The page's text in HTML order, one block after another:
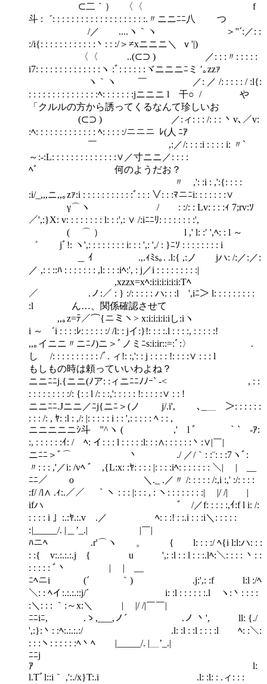
⊂二｀） 〈〈 f
斗 :゛: : : : : : : : : : : : : : : : : : : :.〃ニニﾆﾆ八 つ
/／ ....ヽ｀ヽ ＞''´:／: :
:/i{: : : : : : : : : : : :丶: : :/＞≠xニニニ＼ ｖ'|)
〈〈 ..(⊂⊃ ) ／: : :〃: : : : :
i7: : : : : : : : : : : : : :ヽ :ﾞ: : : : : :ヾニニニﾆミ ′｡zzｧ
ヽ｀ヽ ￣ ／: ／ /: : : : : / :l{:
: : : : : : : : : : : : : : :ﾍ: : : : : : :jニニニ l 干○ / や
「クルルの方から誘ってくるなんて珍しいお
(⊂⊃ ) ／:ィ: : : /: : : 丶v､／v:
:ﾍ: : : : : : : : : : : : : ﾍ: : : : :/ニニニ ﾚ(人 ﾆｱ
￣ ,:／/: : : :i : : : : i: 〃`
～:-:L: : : : : : : : : : : : : :∨／寸ニニ／: : : :
ﾍﾞ 何のようだお？
〃 ,': :i : ,':{: : : :
:i/_,,,ニ,,｡zｧ:i : : : : : : : : : : :ﾞ: : : ∨: : :ﾏニﾆi: : : : : : :∨
γ⌒ヽ / : :/: : Lv: : : :ｨ 7;rv:ｿ
／',:}X: v: : : : : : : : l: : :',: ∨ /:iﾆﾆﾘ: : : : : : : :',
( ⌒ ） l ,' l: :′ ',ﾍ: : l ～
゛ jﾞ!: ヽ',: : : : : : : : i: : : ',: ',/ : }ﾆｿ : : : : : : : : i
ゝ＿ ｲ .,.ｨﾐs｡. .l:{ ,:ノ jハ: /:／:／:
／ ,: : ::ﾊ : : : : : : : ,l: : : :iﾍ:', : j／i : : : : : : : : :|
,xzzx=xﾍ:i:i:i:i:i:i:Tﾍ
／ .ノ:／ : } :/: : : : : ハ: : :l ',iﾆ＞ l: : : : : : : : :
:l ん…、関係確認させて
,,｡z=ﾃ／⌒{ニミヽ> x:i:i:i:i:iし:iヽ
i ～ ゛i : : : :ﾚ: : : : : :/ /l: : jイ:}!: : : :.l : : : :, : : : : :!
,,｡イニニ〃ニﾆﾉ)ニ＞ﾞノミﾆs:i:ir::=:ﾞ:〉 .
し /: : : : : : : : : : /ﾞ. ィ!: :,': : j : : : : !: : : :∨ : : : l
もしもの時は頼っていいわよね？
ニニﾆﾆj.{ニニ(ﾉア: :ィニﾆﾆﾉﾉｰ` -< , : :
: : : : : : : : :/: {: : l /: : :,': : : : : !: : : : :∨ : : !
ニニﾆﾆ.Jニニ／ﾆj{ニﾆ＞(ノ j/.i', ､_＿ ＞: : : : : :
: : : /: , ﾔ: :l : ,/: |: : : : : i : : ',: : : : : ﾍ : : ,
ニニニニニｼ斗ゝ''^ヽ ( ,' l ﾞ ｀` ‐ｱ:
:, : : : : : :ｲ: / ﾍ: イ: : : l : : : : :l: : :∧: : : : : :丶:∨|￣|
ニﾆﾆ＞ﾞ⌒ 丶 ./ ／/｀: :¨: : :7ヽﾞ:
〃: : : ,'／i: /vﾍ ﾞ ,{L:x: :ﾔ: : : : |: : : :iﾍ: : : : : : : ＼| | __
ﾆﾆ／ o ＼._ .／〃 /: : : : : /:,i :,' :/: : : :
:f/ /l∧ .ｨ:.／／ ｀ヽ : : : |: : : , : ヽ: : : : : : : :| |/ /|￣￣|
ifハ ゝﾞ /／f: : : : :,ｲ:f l i: /:
: : : : i 」:.:ﾔ.:.v .／ ﾍ: : :! : :.i : : :i＼: : : : :
: |_____/. |＿’_.| |￣|
ﾊニﾍ .r'⌒ヽ 。 { l: : : :/ ﾍ{i l:l:ハ: : :
: :{ v:.:.:.:.j { u ',: :l : : l : : :.lﾍ:＼: : : : 丶: :
: : : : : ﾞ丶 | | __
ﾆﾍニi (´ ｀) .j:',: :f l:l :/ﾍ
＼: : ﾍイ:.:.:.::j/´ i: :l : : : : : :.l ヽ:丶: : : :
:＼: : : ｀:～x:＼ | |/ /|￣￣|
ﾆﾆiﾆ, .ゝ,___,ノ´ .ノ 丶', ll: {./
',:}:丶: :ﾍ:.:.:.:/ .l: :l : :l : : : :l ﾍ: :＼:
: : :ヽ: : : : : :ﾍ丶ﾍ |_____/. |＿’_.|
ﾆﾆj
ｱ l:
l.Tﾞl::i｀ ,':./x}T:.i .l: :l: : .ィ: : :